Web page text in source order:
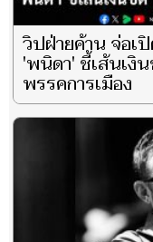
วิปฝ่ายค้าน จ่อเ
'พนิดา' ชี้เส้นเงิ
พรรคการเมือง